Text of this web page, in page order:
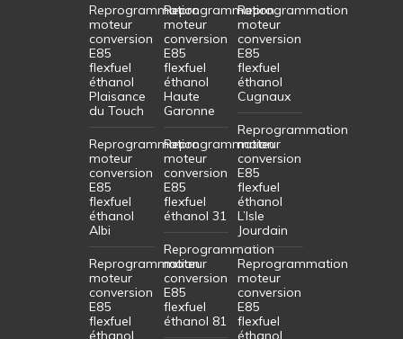
Reprogrammation
moteur
conversion
E85
flexfuel
éthanol
Plaisance
du Touch
Reprogrammation
moteur
conversion
E85
flexfuel
éthanol
Albi
Reprogrammation
moteur
conversion
E85
flexfuel
éthanol
Reprogrammation
moteur
conversion
E85
flexfuel
éthanol
Haute
Garonne
Reprogrammation
moteur
conversion
E85
flexfuel
éthanol 31
Reprogrammation
moteur
conversion
E85
flexfuel
éthanol 81
Reprogrammation
moteur
conversion
E85
flexfuel
éthanol
Cugnaux
Reprogrammation
moteur
conversion
E85
flexfuel
éthanol
L’Isle
Jourdain
Reprogrammation
moteur
conversion
E85
flexfuel
éthanol